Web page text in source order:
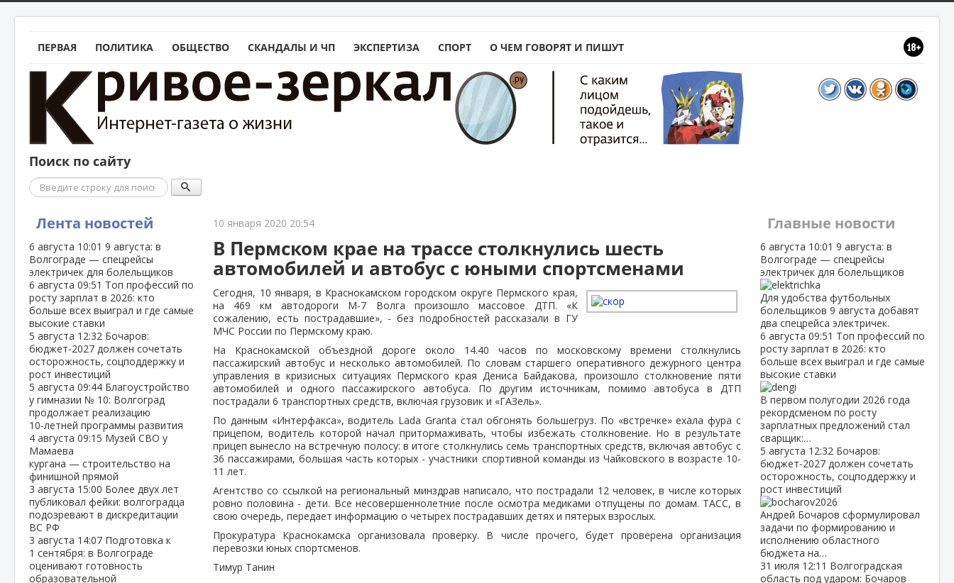
ПЕРВАЯ ПОЛИТИКА ОБЩЕСТВО СКАНДАЛЫ И ЧП ЭКСПЕРТИЗА СПОРТ О ЧЕМ ГОВОРЯТ И ПИШУТ
Поиск по сайту
Поиск
Лента новостей
6 августа 10:01 9 августа: в
Волгограде — спецрейсы
электричек для болельщиков
6 августа 09:51 Топ профессий по
росту зарплат в 2026: кто
больше всех выиграл и где самые
высокие ставки
5 августа 12:32 Бочаров:
бюджет‑2027 должен сочетать
осторожность, соцподдержку и
рост инвестиций
5 августа 09:44 Благоустройство
у гимназии № 10: Волгоград
продолжает реализацию
10‑летней программы развития
4 августа 09:15 Музей СВО у
Мамаева
кургана — строительство на
финишной прямой
3 августа 15:00 Более двух лет
публиковал фейки: волгоградца
подозревают в дискредитации
ВС РФ
3 августа 14:07 Подготовка к
1 сентября: в Волгограде
оценивают готовность
образовательной
10 января 2020 20:54
В Пермском крае на трассе столкнулись шесть
автомобилей и автобус с юными спортсменами
Сегодня, 10 января, в Краснокамском городском округе Пермского края,
на 469 км автодороги М-7 Волга произошло массовое ДТП. «К
сожалению, есть пострадавшие», - без подробностей рассказали в ГУ
МЧС России по Пермскому краю.
На Краснокамской объездной дороге около 14.40 часов по московскому времени столкнулись
пассажирский автобус и несколько автомобилей. По словам старшего оперативного дежурного центра
управления в кризисных ситуациях Пермского края Дениса Байдакова, произошло столкновение пяти
автомобилей и одного пассажирского автобуса. По другим источникам, помимо автобуса в ДТП
пострадали 6 транспортных средств, включая грузовик и «ГАЗель».
По данным «Интерфакса», водитель Lada Granta стал обгонять большегруз. По «встречке» ехала фура с
прицепом, водитель которой начал притормаживать, чтобы избежать столкновение. Но в результате
прицеп вынесло на встречную полосу: в итоге столкнулись семь транспортных средств, включая автобус с
36 пассажирами, большая часть которых - участники спортивной команды из Чайковского в возрасте 10-
11 лет.
Агентство со ссылкой на региональный минздрав написало, что пострадали 12 человек, в числе которых
ровно половина - дети. Все несовершеннолетние после осмотра медиками отпущены по домам. ТАСС, в
свою очередь, передает информацию о четырех пострадавших детях и пятерых взрослых.
Прокуратура Краснокамска организовала проверку. В числе прочего, будет проверена организация
перевозки юных спортсменов.
Тимур Танин
Главные новости
6 августа 10:01 9 августа: в
Волгограде — спецрейсы
электричек для болельщиков
Для удобства футбольных
болельщиков 9 августа добавят
два спецрейса электричек.
6 августа 09:51 Топ профессий по
росту зарплат в 2026: кто
больше всех выиграл и где самые
высокие ставки
В первом полугодии 2026 года
рекордсменом по росту
зарплатных предложений стал
сварщик:…
5 августа 12:32 Бочаров:
бюджет‑2027 должен сочетать
осторожность, соцподдержку и
рост инвестиций
Андрей Бочаров сформулировал
задачи по формированию и
исполнению областного
бюджета на…
31 июля 12:11 Волгоградская
область под ударом: Бочаров